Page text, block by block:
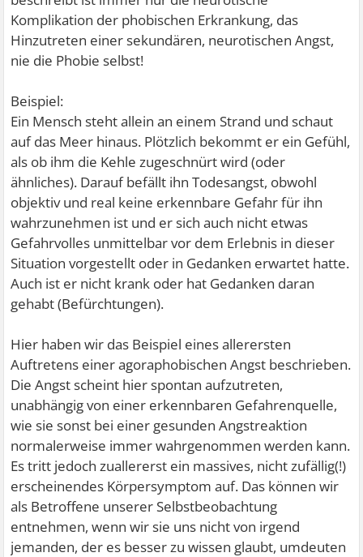
Komplikation der phobischen Erkrankung, das
Hinzutreten einer sekundären, neurotischen Angst,
nie die Phobie selbst!
Beispiel:
Ein Mensch steht allein an einem Strand und schaut
auf das Meer hinaus. Plötzlich bekommt er ein Gefühl,
als ob ihm die Kehle zugeschnürt wird (oder
ähnliches). Darauf befällt ihn Todesangst, obwohl
objektiv und real keine erkennbare Gefahr für ihn
wahrzunehmen ist und er sich auch nicht etwas
Gefahrvolles unmittelbar vor dem Erlebnis in dieser
Situation vorgestellt oder in Gedanken erwartet hatte.
Auch ist er nicht krank oder hat Gedanken daran
gehabt (Befürchtungen).
Hier haben wir das Beispiel eines allerersten
Auftretens einer agoraphobischen Angst beschrieben.
Die Angst scheint hier spontan aufzutreten,
unabhängig von einer erkennbaren Gefahrenquelle,
wie sie sonst bei einer gesunden Angstreaktion
normalerweise immer wahrgenommen werden kann.
Es tritt jedoch zuallererst ein massives, nicht zufällig(!)
erscheinendes Körpersymptom auf. Das können wir
als Betroffene unserer Selbstbeobachtung
entnehmen, wenn wir sie uns nicht von irgend
jemanden, der es besser zu wissen glaubt, umdeuten